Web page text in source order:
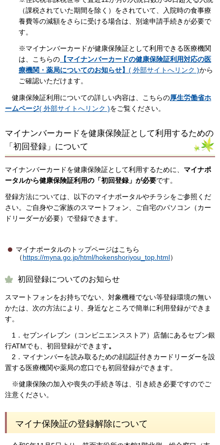
（課税されていた期間を除く）をされていて、入院時の食事療
養費等の減額をさらに受ける場合は、別途申請手続きが必要で
す。
※マイナンバーカードが健康保険証として利用できる医療機関
は、こちらの 【マイナンバーカードの健康保険証利用対応の医
療機関・薬局についてのお知らせ】 ( 外部サイトへリンク )から
ご確認いただけます。
健康保険証利用についての詳しい内容は、こちらの厚生労働省ホ
ームページ( 外部サイトへリンク )をご覧ください。
マイナンバーカードを健康保険証として利用するための
「初回登録」について
マイナンバーカードを健康保険証として利用するために、 マイナポ
ータルから健康保険証利用の「初回登録」が必要です。
登録方法については、以下のマイナポータルやチラシをご参照くだ
さい。ご自身やご家族のスマートフォン、ご自宅のパソコン（カー
ドリーダーが必要）で登録できます。
マイナポータルのトップページはこちら
（https://myna.go.jp/html/hokenshoriyou_top.html）
初回登録についてのお知らせ
スマートフォンをお持ちでない、対象機種でない等登録環境の無い
かたは、次の方法により、身近なところで簡単に利用登録ができま
す。
1．セブンイレブン（コンビニエンスストア）店舗にあるセブン銀
行ATMでも、初回登録ができます。
2．マイナンバーを読み取るための顔認証付きカードリーダーを設
置する医療機関や薬局の窓口でも初回登録ができます。
※健康保険の加入や喪失の手続き等は、引き続き必要ですのでご
注意ください。
マイナ保険証の登録解除について